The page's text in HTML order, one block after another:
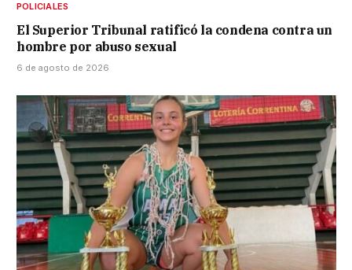
POLICIALES
El Superior Tribunal ratificó la condena contra un
hombre por abuso sexual
6 de agosto de 2026